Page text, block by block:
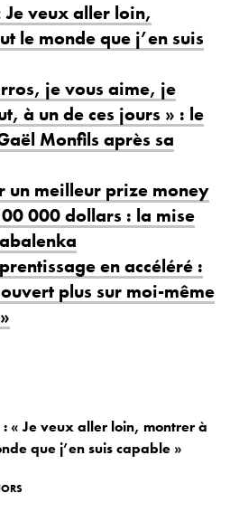
Je veux aller loin,
le monde que j’en suis
je vous aime, je
à un de ces jours » : le
Monfils après sa
un meilleur prize money
000 dollars : la mise
en accéléré :
plus sur moi-même
: « Je veux aller loin, montrer à
que j’en suis capable »